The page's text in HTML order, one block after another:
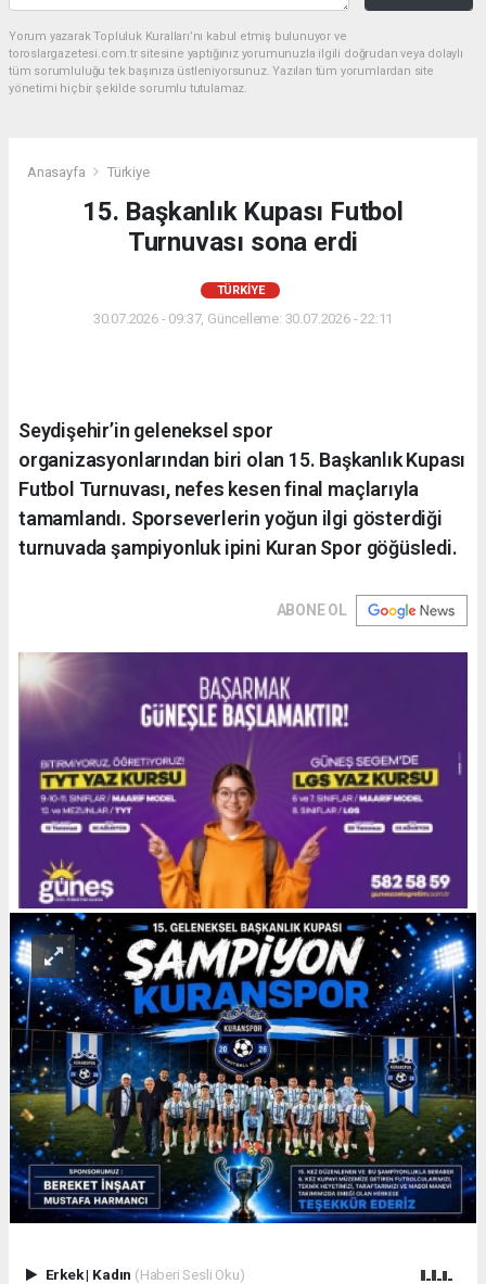
Yorum yazarak Topluluk Kuralları’nı kabul etmiş bulunuyor ve
toroslargazetesi.com.tr sitesine yaptığınız yorumunuzla ilgili doğrudan veya dolaylı
tüm sorumluluğu tek başınıza üstleniyorsunuz. Yazılan tüm yorumlardan site
yönetimi hiçbir şekilde sorumlu tutulamaz.
Anasayfa Türkiye
15. Başkanlık Kupası Futbol
Turnuvası sona erdi
TÜRKIYE
30.07.2026 - 09:37, Güncelleme: 30.07.2026 - 22:11
Seydişehir’in geleneksel spor
organizasyonlarından biri olan 15. Başkanlık Kupası
Futbol Turnuvası, nefes kesen final maçlarıyla
tamamlandı. Sporseverlerin yoğun ilgi gösterdiği
turnuvada şampiyonluk ipini Kuran Spor göğüsledi.
ABONE OL
Erkek| Kadın (Haberi Sesli Oku)